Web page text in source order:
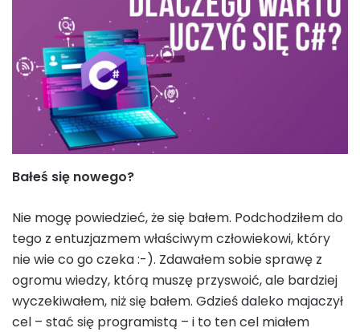
Bałeś się nowego?
Nie mogę powiedzieć, że się bałem. Podchodziłem do
tego z entuzjazmem właściwym człowiekowi, który
nie wie co go czeka :-). Zdawałem sobie sprawę z
ogromu wiedzy, którą muszę przyswoić, ale bardziej
wyczekiwałem, niż się bałem. Gdzieś daleko majaczył
cel – stać się programistą – i to ten cel miałem